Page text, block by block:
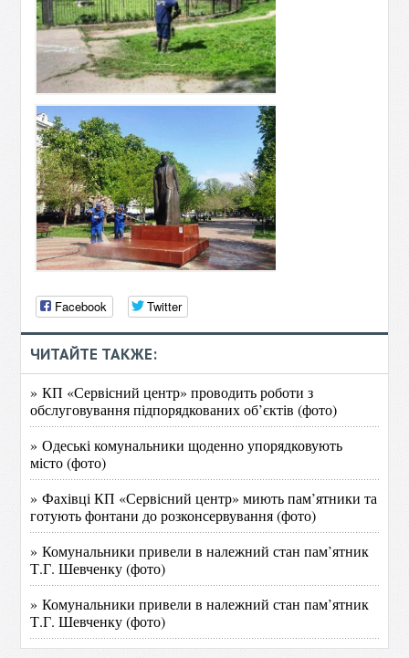
Facebook Twitter
ЧИТАЙТЕ ТАКЖЕ:
» КП «Сервісний центр» проводить роботи з
обслуговування підпорядкованих об’єктів (фото)
» Одеські комунальники щоденно упорядковують
місто (фото)
» Фахівці КП «Сервісний центр» миють пам’ятники та
готують фонтани до розконсервування (фото)
» Комунальники привели в належний стан пам’ятник
Т.Г. Шевченку (фото)
» Комунальники привели в належний стан пам’ятник
Т.Г. Шевченку (фото)